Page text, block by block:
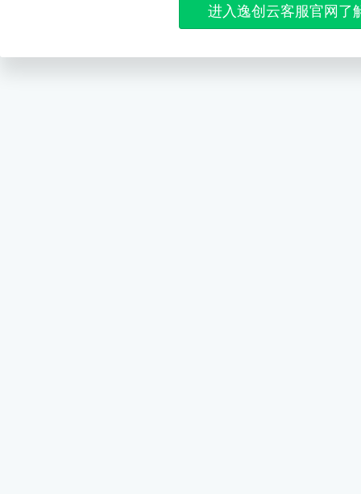
进入逸创云客服官网了